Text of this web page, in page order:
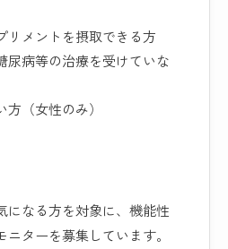
リメントを摂取できる方
尿病等の治療を受けていな
（女性のみ）
になる方を対象に、機能性
ターを募集しています。